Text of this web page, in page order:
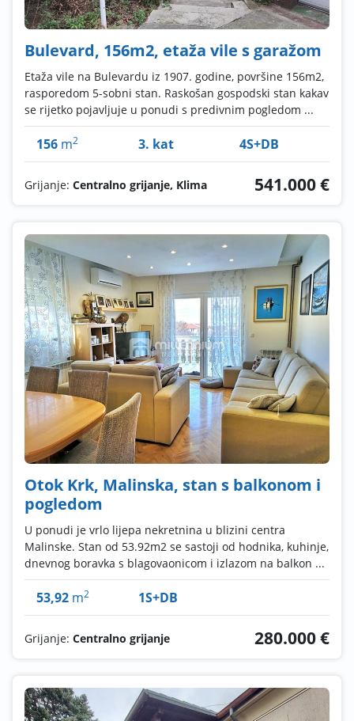
Bulevard, 156m2, etaža vile s garažom
Etaža vile na Bulevardu iz 1907. godine, površine 156m2,
rasporedom 5-sobni stan. Raskošan gospodski stan kakav
se rijetko pojavljuje u ponudi s predivnim pogledom ...
156 m2 3. kat 4S+DB
Grijanje: Centralno grijanje, Klima 541.000 €
Otok Krk, Malinska, stan s balkonom i
pogledom
U ponudi je vrlo lijepa nekretnina u blizini centra
Malinske. Stan od 53.92m2 se sastoji od hodnika, kuhinje,
dnevnog boravka s blagovaonicom i izlazom na balkon ...
53,92 m2 1S+DB
Grijanje: Centralno grijanje 280.000 €